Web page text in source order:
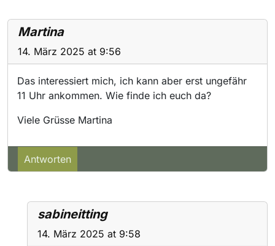
Martina
14. März 2025 at 9:56
Das interessiert mich, ich kann aber erst ungefähr
11 Uhr ankommen. Wie finde ich euch da?
Viele Grüsse Martina
Antworten
sabineitting
14. März 2025 at 9:58